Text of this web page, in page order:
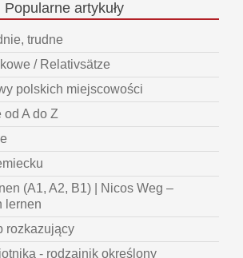
Popularneartykuły
trudne
/ Relativsätze
polskich miejscowości
od A do Z
(A1, A2, B1) | Nicos Weg –
lernen
rozkazujący
- rodzajnik określony